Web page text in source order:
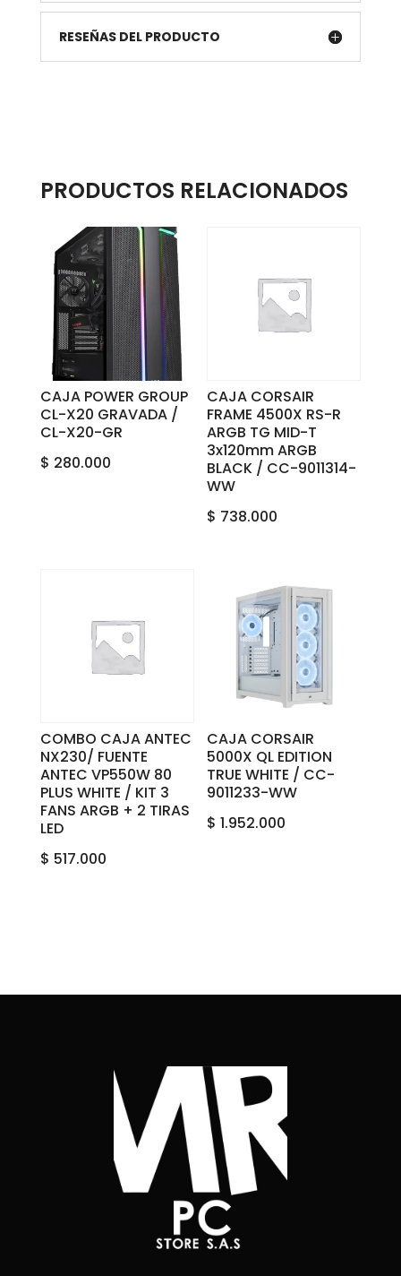
RESEÑAS DEL PRODUCTO
PRODUCTOS RELACIONADOS
CAJA POWER GROUP
CL-X20 GRAVADA /
CL-X20-GR
$ 280.000
CAJA CORSAIR
FRAME 4500X RS-R
ARGB TG MID-T
3x120mm ARGB
BLACK / CC-9011314-
WW
$ 738.000
COMBO CAJA ANTEC
NX230/ FUENTE
ANTEC VP550W 80
PLUS WHITE / KIT 3
FANS ARGB + 2 TIRAS
LED
$ 517.000
CAJA CORSAIR
5000X QL EDITION
TRUE WHITE / CC-
9011233-WW
$ 1.952.000